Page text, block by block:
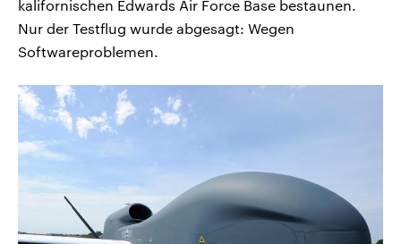
kalifornischen Edwards Air Force Base bestaunen.
Nur der Testflug wurde abgesagt: Wegen
Softwareproblemen.